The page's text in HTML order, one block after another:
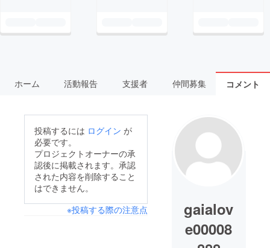
ホーム 活動報告 支援者 仲間募集 コメント
投稿するには ログイン が
必要です。
プロジェクトオーナーの承
認後に掲載されます。承認
された内容を削除すること
はできません。
※投稿する際の注意点
gaialov
e00008